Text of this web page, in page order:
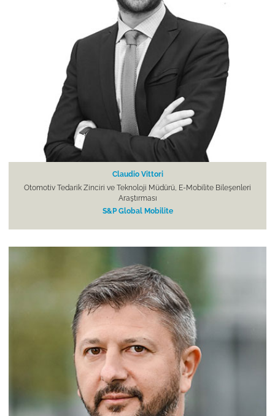
Claudio Vittori
Otomotiv Tedarik Zinciri ve Teknoloji Müdürü, E-Mobilite Bileşenleri
Araştırması
S&P Global Mobilite